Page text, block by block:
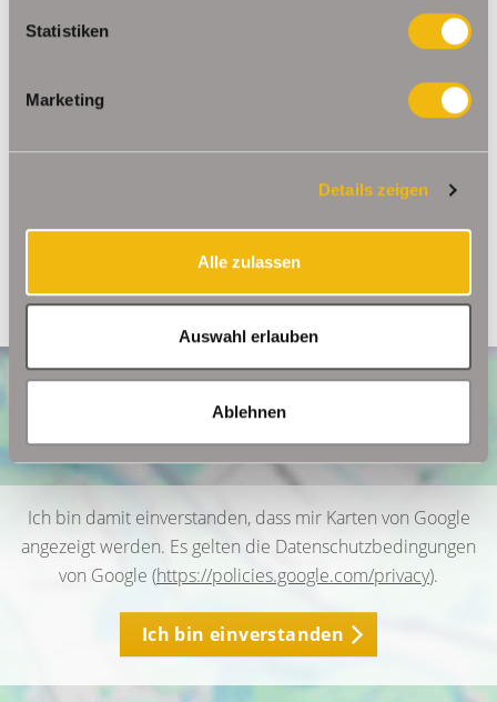
Statistiken
Marketing
Details zeigen
Alle zulassen
Auswahl erlauben
Ablehnen
Frau Beate Schelkmann
Telefon: 004936124036202
info@schelkmann.de
Ich bin damit einverstanden, dass mir Karten von Google
angezeigt werden. Es gelten die Datenschutzbedingungen
von Google (https://policies.google.com/privacy).
Ich bin einverstanden